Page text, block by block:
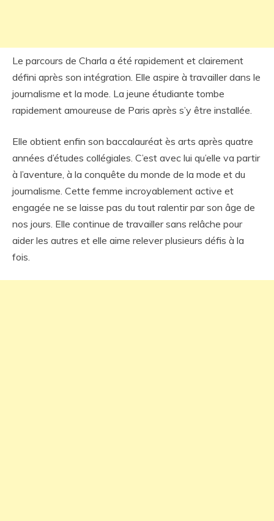
Le parcours de Charla a été rapidement et clairement
défini après son intégration. Elle aspire à travailler dans le
journalisme et la mode. La jeune étudiante tombe
rapidement amoureuse de Paris après s’y être installée.
Elle obtient enfin son baccalauréat ès arts après quatre
années d’études collégiales. C’est avec lui qu’elle va partir
à l’aventure, à la conquête du monde de la mode et du
journalisme. Cette femme incroyablement active et
engagée ne se laisse pas du tout ralentir par son âge de
nos jours. Elle continue de travailler sans relâche pour
aider les autres et elle aime relever plusieurs défis à la
fois.